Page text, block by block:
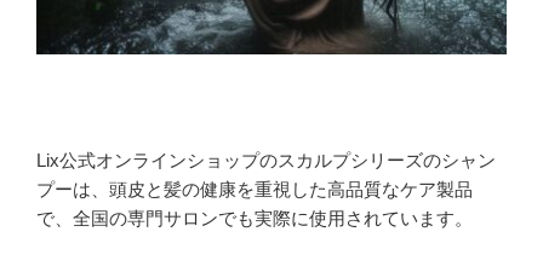
Lix公式オンラインショップのスカルプシリーズのシャン
プーは、頭皮と髪の健康を重視した高品質なケア製品
で、全国の専門サロンでも実際に使用されています。